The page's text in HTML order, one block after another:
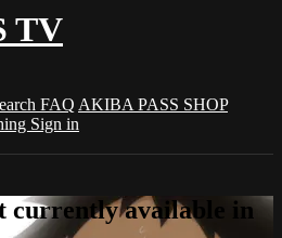
TV
FAQ AKIBA PASS SHOP
Sign in
currently available in